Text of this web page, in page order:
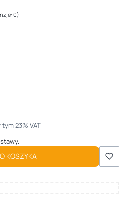
0)
tym 23% VAT
tym23% VAT
KOSZYKA